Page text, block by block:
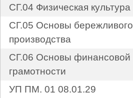
СГ.04 Физическая культура
СГ.05 Основы бережливого
производства
СГ.06 Основы финансовой
грамотности
УП ПМ. 01 08.01.29